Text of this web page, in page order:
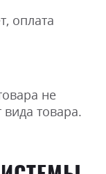
оплата
не
вида товара.